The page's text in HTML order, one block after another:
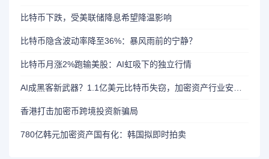
比特币下跌，受美联储降息希望降温影响
比特币隐含波动率降至36%：暴风雨前的宁静？
比特币月涨2%跑输美股：AI虹吸下的独立行情
香港打击加密币跨境投资新骗局
780亿韩元加密资产国有化：韩国拟即时拍卖